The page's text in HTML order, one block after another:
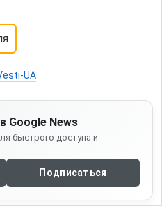
UA
Google News
быстрого доступа и
Подписаться